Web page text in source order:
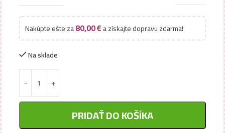
Nakúpte ešte za80,00€a získajte dopravu zdarma!
Na sklade
PRIDAŤ DO KOŠÍKA